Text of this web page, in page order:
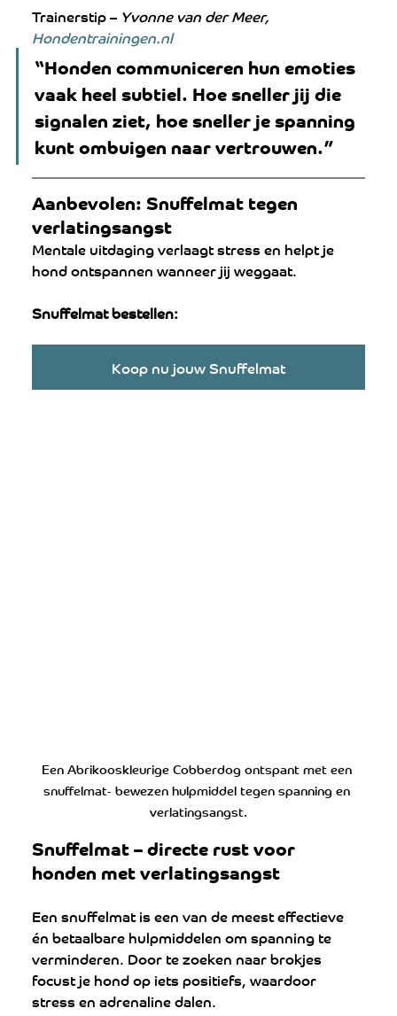
Trainerstip – Yvonne van der Meer,
Hondentrainingen.nl
“Honden communiceren hun emoties
vaak heel subtiel. Hoe sneller jij die
signalen ziet, hoe sneller je spanning
kunt ombuigen naar vertrouwen.”
Aanbevolen: Snuffelmat tegen
verlatingsangst
Mentale uitdaging verlaagt stress en helpt je
hond ontspannen wanneer jij weggaat.
Snuffelmat bestellen:
Koop nu jouw Snuffelmat
Een Abrikooskleurige Cobberdog ontspant met een
snuffelmat- bewezen hulpmiddel tegen spanning en
verlatingsangst.
Snuffelmat – directe rust voor
honden met verlatingsangst
Een snuffelmat is een van de meest effectieve
én betaalbare hulpmiddelen om spanning te
verminderen. Door te zoeken naar brokjes
focust je hond op iets positiefs, waardoor
stress en adrenaline dalen.